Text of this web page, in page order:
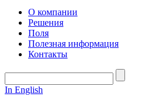
О компании
Решения
Поля
Полезная информация
Контакты
In English